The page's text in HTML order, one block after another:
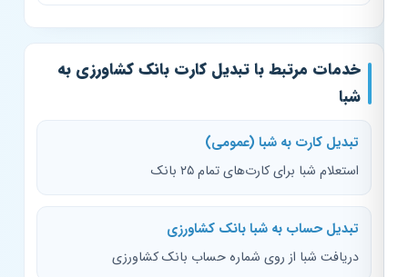
خدمات مرتبط با تبدیل کارت بانک کشاورزی به
شبا
تبدیل کارت به شبا (عمومی)
استعلام شبا برای کارت‌های تمام ۲۵ بانک
تبدیل حساب به شبا بانک کشاورزی
دریافت شبا از روی شماره حساب بانک کشاورزی